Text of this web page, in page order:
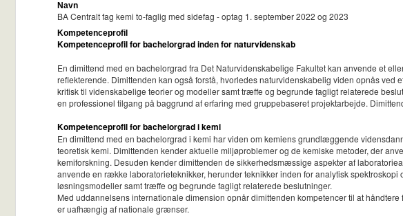
Navn
BA Centralt fag kemi to-faglig med sidefag - optag 1. september 2022 og 2023
Kompetenceprofil
Kompetenceprofil for bachelorgrad inden for naturvidenskab
En dimittend med en bachelorgrad fra Det Naturvidenskabelige Fakultet kan anvende et
reflekterende. Dimittenden kan også forstå, hvorledes naturvidenskabelig viden opnås
kritisk til videnskabelige teorier og modeller samt træffe og begrunde fagligt relaterede
en professionel tilgang på baggrund af erfaring med gruppebaseret projektarbejde.
Kompetenceprofil for bachelorgrad i kemi
En dimittend med en bachelorgrad i kemi har viden om kemiens grundlæggende
teoretisk kemi. Dimittenden kender aktuelle miljøproblemer og de kemiske metoder, der
kemiforskning. Desuden kender dimittenden de sikkerhedsmæssige aspekter af
anvende en række laboratorieteknikker, herunder teknikker inden for analytisk
løsningsmodeller samt træffe og begrunde fagligt relaterede beslutninger.
Med uddannelsens internationale dimension opnår dimittenden kompetencer til at
er uafhængig af nationale grænser.